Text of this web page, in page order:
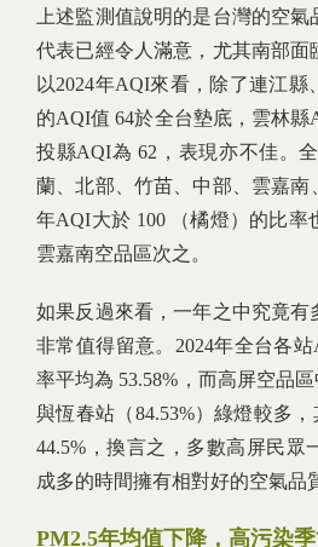
上述監測值說明的是台灣的空
代表已經令人滿意，尤其南部面
以2024年AQI來看，除了連江
的AQI值 64於全台墊底，雲林縣
投縣AQI為 62，表現亦不佳。
蘭、北部、竹苗、中部、雲嘉南
年AQI大於 100 （橘燈）的比率
雲嘉南空品區次之。
如果反過來看，一年之中究竟有
非常值得留意。2024年全台各
率平均為 53.58%，而高屏空品區
與恆春站（84.53%）綠燈較多
44.5%，換言之，多數高屏民眾
成多的時間擁有相對好的空氣品
PM2.5年均值下降，高污染